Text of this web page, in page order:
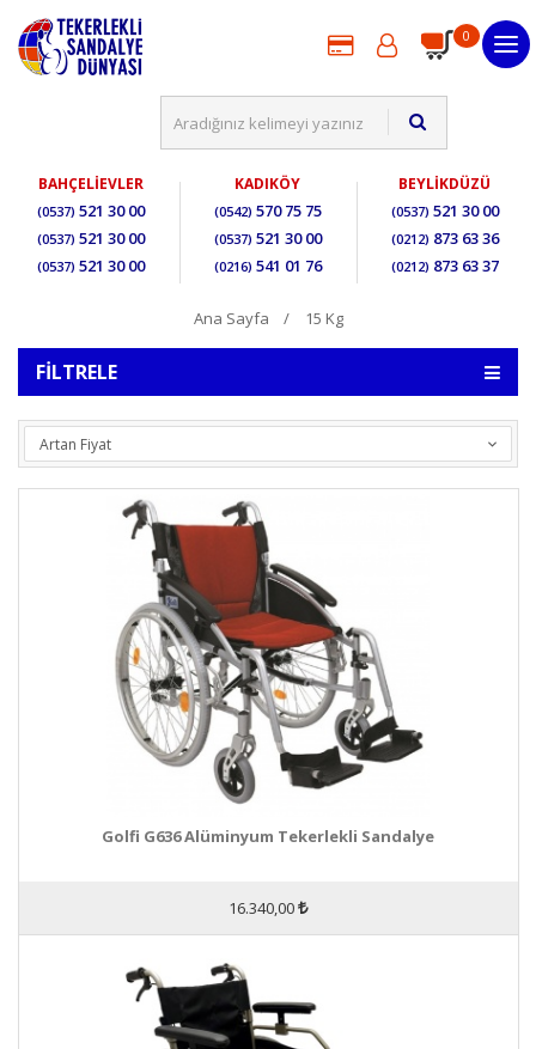
0
BAHÇELİEVLER
(0537) 521 30 00
(0537) 521 30 00
(0537) 521 30 00
KADIKÖY
(0542) 570 75 75
(0537) 521 30 00
(0216) 541 01 76
BEYLİKDÜZÜ
(0537) 521 30 00
(0212) 873 63 36
(0212) 873 63 37
Ana Sayfa 15 Kg
FILTRELE
Golfi G636 Alüminyum Tekerlekli Sandalye
16.340,00